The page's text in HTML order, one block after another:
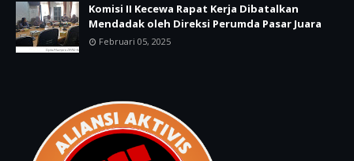
Komisi II Kecewa Rapat Kerja Dibatalkan
Mendadak oleh Direksi Perumda Pasar Juara
Februari 05, 2025